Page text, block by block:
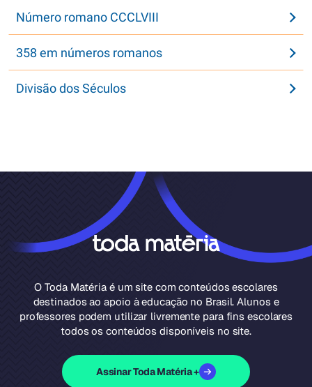
Número romano CCCLVIII
358 em números romanos
Divisão dos Séculos
O Toda Matéria é um site com conteúdos escolares
destinados ao apoio à educação no Brasil. Alunos e
professores podem utilizar livremente para fins escolares
todos os conteúdos disponíveis no site.
Assinar Toda Matéria +